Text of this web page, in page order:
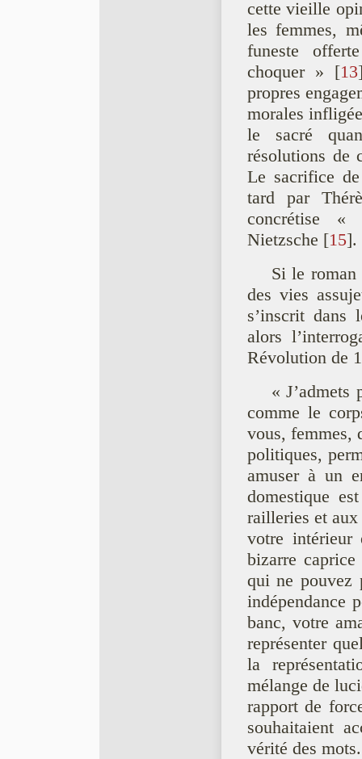
cette vieille
les femmes,
funeste
choquer » [13
propres
morales
le sacré
résolutions de
Le sacrifice
tard par
concrétise
Nietzsche [15].
Si le
des vies
s’inscrit dans
alors
Révolution de
« J’admets
comme le
vous, femmes,
politiques,
amuser à un
domestique
railleries et
votre intérieur
bizarre
qui ne pouvez
indépendance
banc, votre
représenter
la
mélange de
rapport de
souhaitaient
vérité des mots.